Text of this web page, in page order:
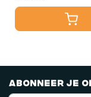
Abonneer je